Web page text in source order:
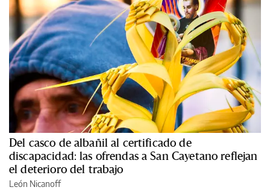
Del casco de albañil al certificado de
discapacidad: las ofrendas a San Cayetano reflejan
el deterioro del trabajo
León Nicanoff